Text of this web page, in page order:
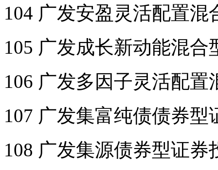
104 广发安盈灵活配置
105 广发成长新动能混合
106 广发多因子灵活配
107 广发集富纯债债券型
108 广发集源债券型证券